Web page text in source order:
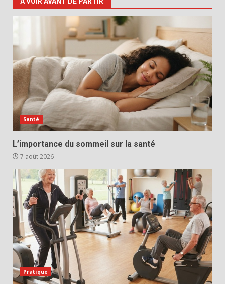
Santé
L’importance du sommeil sur la santé
7 août 2026
Pratique